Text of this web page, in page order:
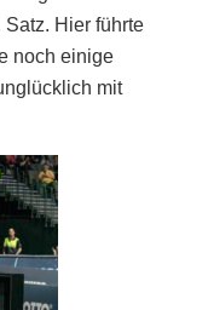
Hier führte
noch einige
mit